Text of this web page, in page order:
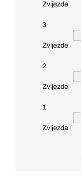
Zvijezde
3
Zvijezde
2
Zvijezde
1
Zvijezda